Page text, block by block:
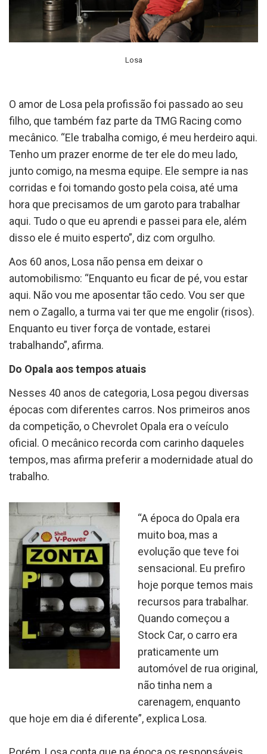
Losa
O amor de Losa pela profissão foi passado ao seu
filho, que também faz parte da TMG Racing como
mecânico. “Ele trabalha comigo, é meu herdeiro aqui.
Tenho um prazer enorme de ter ele do meu lado,
junto comigo, na mesma equipe. Ele sempre ia nas
corridas e foi tomando gosto pela coisa, até uma
hora que precisamos de um garoto para trabalhar
aqui. Tudo o que eu aprendi e passei para ele, além
disso ele é muito esperto”, diz com orgulho.
Aos 60 anos, Losa não pensa em deixar o
automobilismo: “Enquanto eu ficar de pé, vou estar
aqui. Não vou me aposentar tão cedo. Vou ser que
nem o Zagallo, a turma vai ter que me engolir (risos).
Enquanto eu tiver força de vontade, estarei
trabalhando”, afirma.
Do Opala aos tempos atuais
Nesses 40 anos de categoria, Losa pegou diversas
épocas com diferentes carros. Nos primeiros anos
da competição, o Chevrolet Opala era o veículo
oficial. O mecânico recorda com carinho daqueles
tempos, mas afirma preferir a modernidade atual do
trabalho.
“A época do Opala era
muito boa, mas a
evolução que teve foi
sensacional. Eu prefiro
hoje porque temos mais
recursos para trabalhar.
Quando começou a
Stock Car, o carro era
praticamente um
automóvel de rua original,
não tinha nem a
carenagem, enquanto
que hoje em dia é diferente”, explica Losa.